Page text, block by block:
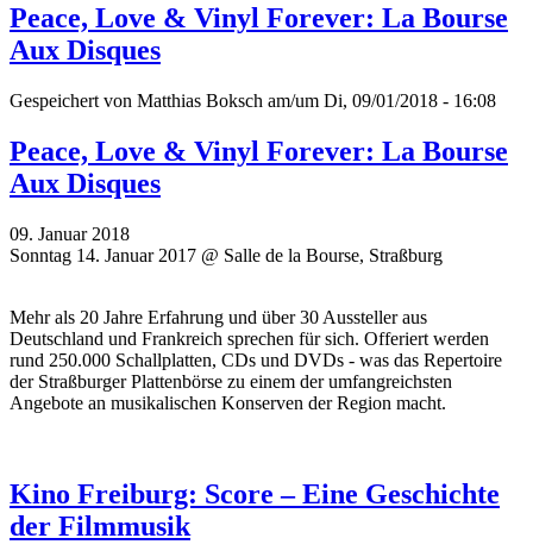
Peace, Love & Vinyl Forever: La Bourse
Aux Disques
Gespeichert von Matthias Boksch am/um Di, 09/01/2018 - 16:08
Peace, Love & Vinyl Forever: La Bourse
Aux Disques
09. Januar 2018
Sonntag 14. Januar 2017 @ Salle de la Bourse, Straßburg
Mehr als 20 Jahre Erfahrung und über 30 Aussteller aus
Deutschland und Frankreich sprechen für sich. Offeriert werden
rund 250.000 Schallplatten, CDs und DVDs - was das Repertoire
der Straßburger Plattenbörse zu einem der umfangreichsten
Angebote an musikalischen Konserven der Region macht.
Kino Freiburg: Score – Eine Geschichte
der Filmmusik